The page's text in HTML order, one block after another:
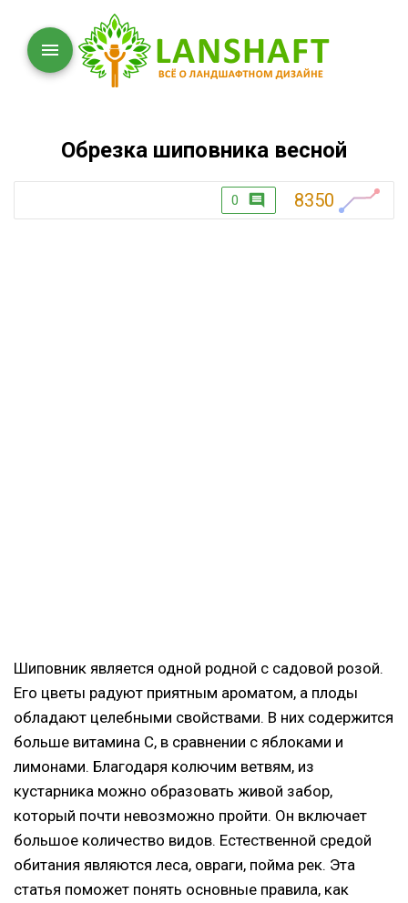
Обрезка шиповника весной
0 8350
Шиповник является одной родной с садовой розой.
Его цветы радуют приятным ароматом, а плоды
обладают целебными свойствами. В них содержится
больше витамина С, в сравнении с яблоками и
лимонами. Благодаря колючим ветвям, из
кустарника можно образовать живой забор,
который почти невозможно пройти. Он включает
большое количество видов. Естественной средой
обитания являются леса, овраги, пойма рек. Эта
статья поможет понять основные правила, как